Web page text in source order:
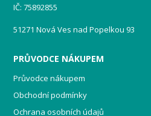
IČ: 75892855
51271 Nová Ves nad Popelkou 93
PRŮVODCE NÁKUPEM
Průvodce nákupem
Obchodní podmínky
Ochrana osobních údajů